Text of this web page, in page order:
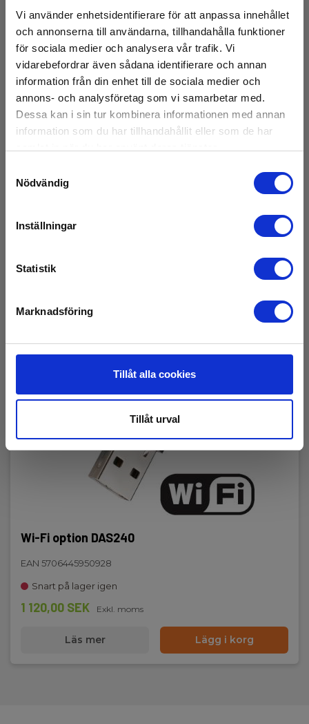
Vi använder enhetsidentifierare för att anpassa innehållet
och annonserna till användarna, tillhandahålla funktioner
för sociala medier och analysera vår trafik. Vi
vidarebefordrar även sådana identifierare och annan
information från din enhet till de sociala medier och
annons- och analysföretag som vi samarbetar med.
Dessa kan i sin tur kombinera informationen med annan
information som du har tillhandahållit eller som de har
Nödvändig
Inställningar
Statistik
Marknadsföring
Tillåt alla cookies
Tillåt urval
Programvara
Programvara:
Windows (inkl.)
Batteri
Vikt
2500 g
Datasheet
Elma_Datasheet_Sefram_DAS60_Datalogger__EN.pdf
MSDS Datablad
DASxx_MSDS.pdf
UN38.3
DASxx_UN38.3.pdf
Wi-Fi option DAS240
EAN 5706445950928
Snart på lager igen
1 120,00 SEK Exkl. moms
Läs mer Lägg i korg